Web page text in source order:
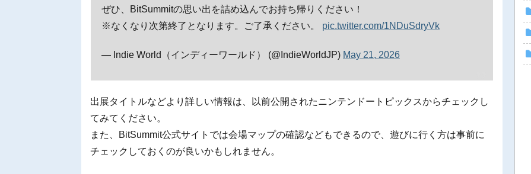
ぜひ、BitSummitの思い出を詰め込んでお持ち帰りください！
※なくなり次第終了となります。ご了承ください。 pic.twitter.com/1NDuSdryVk
— Indie World（インディーワールド） (@IndieWorldJP) May 21, 2026
出展タイトルなどより詳しい情報は、以前公開されたニンテンドートピックスからチェックし
てみてください。
また、BitSummit公式サイトでは会場マップの確認などもできるので、遊びに行く方は事前に
チェックしておくのが良いかもしれません。